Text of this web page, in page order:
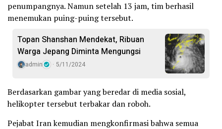
penumpangnya. Namun setelah 13 jam, tim berhasil
menemukan puing-puing tersebut.
Topan Shanshan Mendekat, Ribuan
Warga Jepang Diminta Mengungsi
admin 5/11/2024
Berdasarkan gambar yang beredar di media sosial,
helikopter tersebut terbakar dan roboh.
Pejabat Iran kemudian mengkonfirmasi bahwa semua